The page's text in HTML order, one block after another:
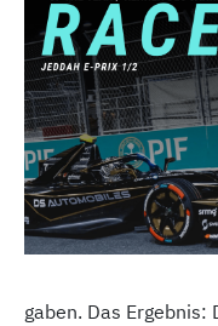
gaben. Das